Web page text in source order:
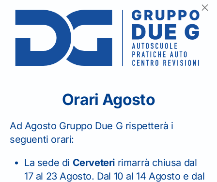
Altri Servizi
Pratiche Mezzi
di
Orari Agosto
Ad Agosto Gruppo Due G rispetterà i
seguenti orari:
La sede di Cerveteri rimarrà chiusa dal
17 al 23 Agosto. Dal 10 al 14 Agosto e dal